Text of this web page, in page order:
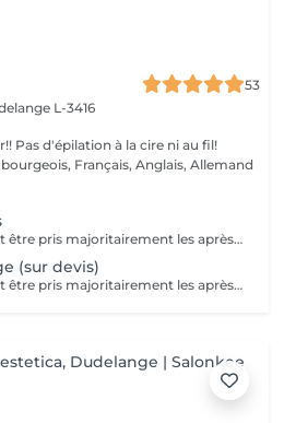
53
L-3416
fil!
Français, Anglais, Allemand
Les rendez-vous devront être pris majoritairement les après-midis. Les rendez-vous se feront donc par appel téléphonique ou sms Merci
(sur devis)
Les rendez-vous devront être pris majoritairement les après-midis. Les rendez-vous se feront donc par appel téléphonique ou sms Merci